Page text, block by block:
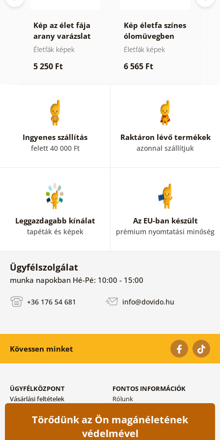
Kép az élet fája
arany varázslat
Életfák képek
5 250 Ft
Kép életfa színes
ólomüvegben
Életfák képek
6 565 Ft
Ingyenes szállítás
felett 40 000 Ft
Raktáron lévő termékek
azonnal szállítjuk
Leggazdagabb kínálat
tapéták és képek
Az EU-ban készült
prémium nyomtatási minőség
Ügyfélszolgálat
munka napokban Hé-Pé: 10:00 - 15:00
+36 176 54 681 info@dovido.hu
Kövessen minket
ÜGYFÉLKÖZPONT
Vásárlási feltételek
Szállítási és fizetési módok
FONTOS INFORMÁCIÓK
Rólunk
Blog
Kapcsolat
Nagykereskedelmi
Törődünk az Ön magánéletének
védelmével